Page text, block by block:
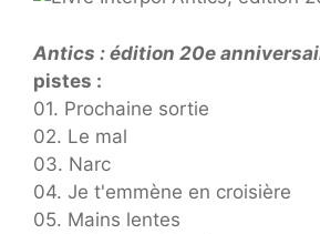
Antics : édition 20e
pistes :
01. Prochaine sortie
02. Le mal
03. Narc
04. Je t'emmène en croisière
05. Mains lentes